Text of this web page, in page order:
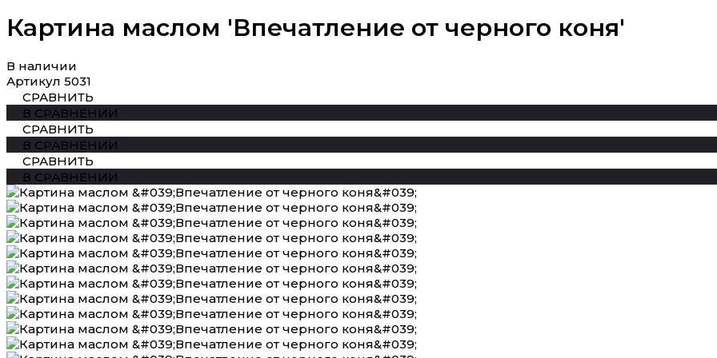
Картина маслом 'Впечатление от черного коня'
В наличии
Артикул 5031
СРАВНИТЬ
В СРАВНЕНИИ
СРАВНИТЬ
В СРАВНЕНИИ
СРАВНИТЬ
В СРАВНЕНИИ